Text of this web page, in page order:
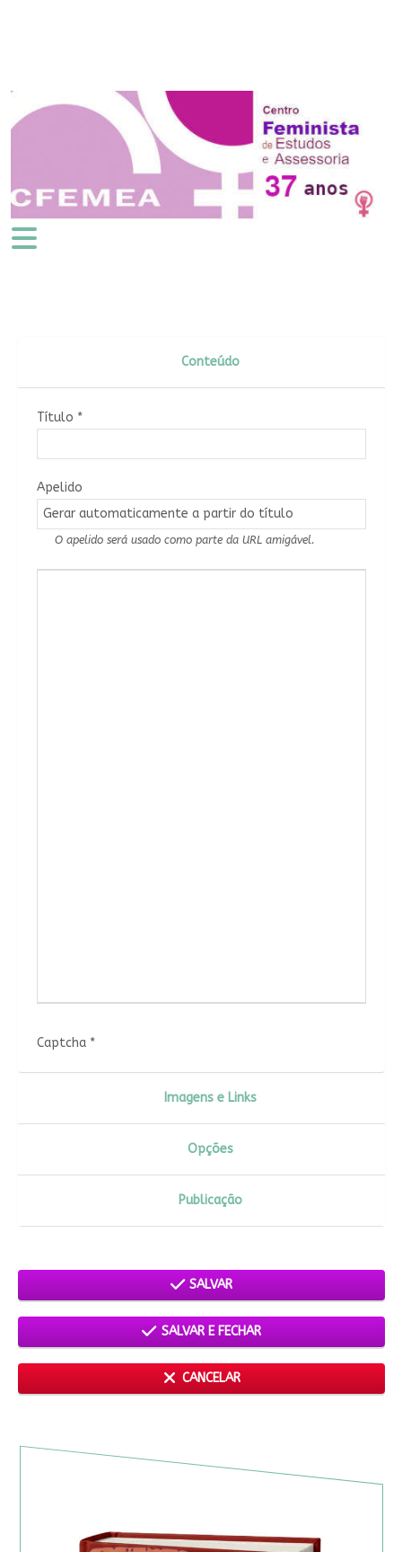
Conteúdo
Título *
Apelido
O apelido será usado como parte da URL amigável.
Captcha*
Imagens e Links
Opções
Publicação
SALVAR
SALVAR E FECHAR
CANCELAR